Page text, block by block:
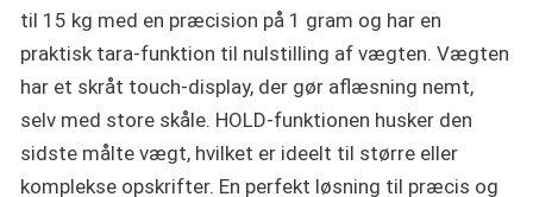
til 15 kg med en præcision på 1 gram og har en
praktisk tara-funktion til nulstilling af vægten. Vægten
har et skråt touch-display, der gør aflæsning nemt,
selv med store skåle. HOLD-funktionen husker den
sidste målte vægt, hvilket er ideelt til større eller
komplekse opskrifter. En perfekt løsning til præcis og